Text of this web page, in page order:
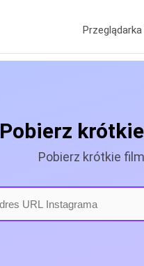
Pobierz
Pobierz krótkie